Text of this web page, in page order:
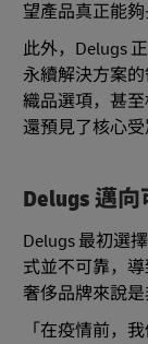
望產品真正能夠
此外，Delugs
永續解決方案
織品選項，甚至
還預見了核心受
Delugs 邁
Delugs 最初選
式並不可靠，
奢侈品牌來說是
「在疫情前，